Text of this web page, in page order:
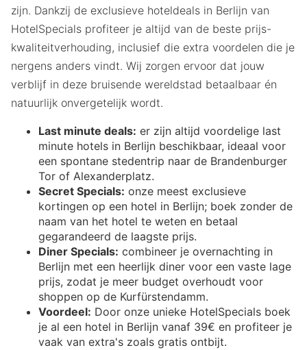
zijn. Dankzij de exclusieve hoteldeals in Berlijn van
HotelSpecials profiteer je altijd van de beste prijs-
kwaliteitverhouding, inclusief die extra voordelen die je
nergens anders vindt. Wij zorgen ervoor dat jouw
verblijf in deze bruisende wereldstad betaalbaar én
natuurlijk onvergetelijk wordt.
Last minute deals: er zijn altijd voordelige last
minute hotels in Berlijn beschikbaar, ideaal voor
een spontane stedentrip naar de Brandenburger
Tor of Alexanderplatz.
Secret Specials: onze meest exclusieve
kortingen op een hotel in Berlijn; boek zonder de
naam van het hotel te weten en betaal
gegarandeerd de laagste prijs.
Diner Specials: combineer je overnachting in
Berlijn met een heerlijk diner voor een vaste lage
prijs, zodat je meer budget overhoudt voor
shoppen op de Kurfürstendamm.
Voordeel: Door onze unieke HotelSpecials boek
je al een hotel in Berlijn vanaf 39€ en profiteer je
vaak van extra's zoals gratis ontbijt.